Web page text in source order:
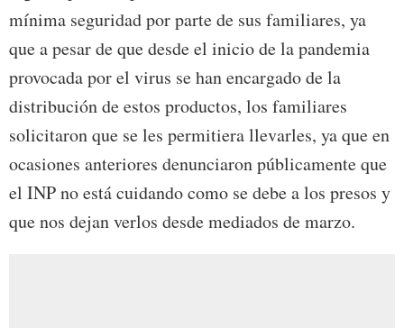
mínima seguridad por parte de sus familiares, ya
que a pesar de que desde el inicio de la pandemia
provocada por el virus se han encargado de la
distribución de estos productos, los familiares
solicitaron que se les permitiera llevarles, ya que en
ocasiones anteriores denunciaron públicamente que
el INP no está cuidando como se debe a los presos y
que nos dejan verlos desde mediados de marzo.